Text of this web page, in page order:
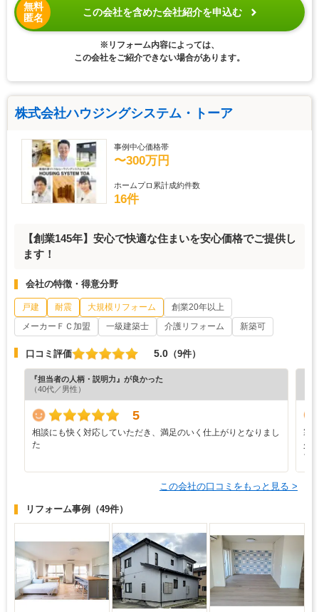
無料
匿名
この会社を含めた会社紹介を申込む
※リフォーム内容によっては、
この会社をご紹介できない場合があります。
株式会社ハウジングシステム・トーア
事例中心価格帯
〜300万円
ホームプロ累計成約件数
16件
【創業145年】安心で快適な住まいを安心価格でご提供し
ます！
会社の特徴・得意分野
戸建 耐震 大規模リフォーム
創業20年以上
メーカーＦＣ加盟
一級建築士 介護リフォーム 新築可
口コミ評価 5.0 （9件）
『担当者の人柄・説明力』が良かった
（40代／男性）
5
相談にも快く対応していただき、満足のいく仕上がりとなりまし
た
寒
少
ブ
この会社の口コミをもっと見る >
リフォーム事例 （49件）